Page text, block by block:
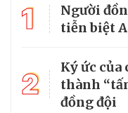
1
Người
tiễn biệt
2
Ký ức
thành
đồng đội